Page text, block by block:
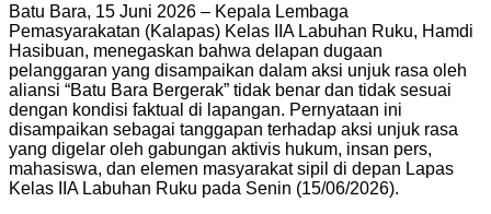
Batu Bara, 15 Juni 2026 – Kepala Lembaga
Pemasyarakatan (Kalapas) Kelas IIA Labuhan Ruku, Hamdi
Hasibuan, menegaskan bahwa delapan dugaan
pelanggaran yang disampaikan dalam aksi unjuk rasa oleh
aliansi “Batu Bara Bergerak” tidak benar dan tidak sesuai
dengan kondisi faktual di lapangan. Pernyataan ini
disampaikan sebagai tanggapan terhadap aksi unjuk rasa
yang digelar oleh gabungan aktivis hukum, insan pers,
mahasiswa, dan elemen masyarakat sipil di depan Lapas
Kelas IIA Labuhan Ruku pada Senin (15/06/2026).